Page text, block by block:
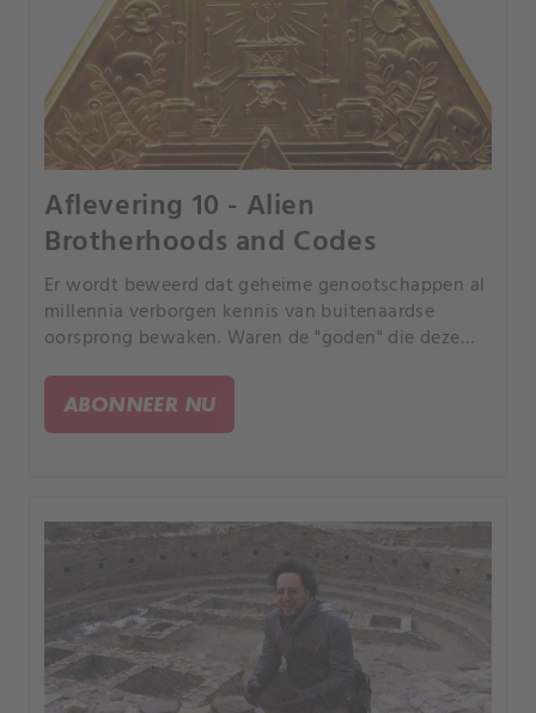
Aflevering 10 - Alien
Brotherhoods and Codes
Er wordt beweerd dat geheime genootschappen al
millennia verborgen kennis van buitenaardse
oorsprong bewaken. Waren de "goden" die deze
aanhangers van de oude astronautentheorie
beweren?.
ABONNEER NU